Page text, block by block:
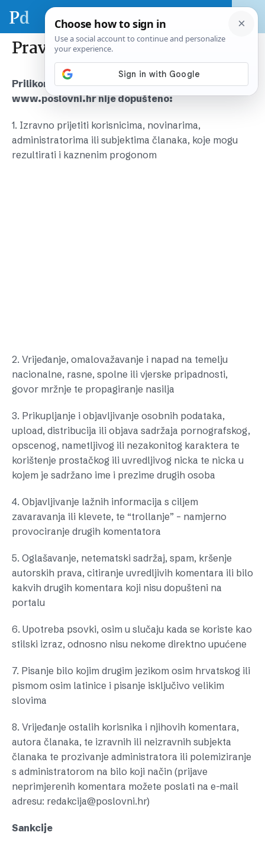
Pravila komentiranja
Prilikom komentiranja na web portalu
www.poslovni.hr nije dopušteno:
1. Izravno prijetiti korisnicima, novinarima,
administratorima ili subjektima članaka, koje mogu
rezultirati i kaznenim progonom
2. Vrijeđanje, omalovažavanje i napad na temelju
nacionalne, rasne, spolne ili vjerske pripadnosti,
govor mržnje te propagiranje nasilja
3. Prikupljanje i objavljivanje osobnih podataka,
upload, distribucija ili objava sadržaja pornografskog,
opscenog, nametljivog ili nezakonitog karaktera te
korištenje prostačkog ili uvredljivog nicka te nicka u
kojem je sadržano ime i prezime drugih osoba
4. Objavljivanje lažnih informacija s ciljem
zavaravanja ili klevete, te “trollanje” – namjerno
provociranje drugih komentatora
5. Oglašavanje, netematski sadržaj, spam, kršenje
autorskih prava, citiranje uvredljivih komentara ili bilo
kakvih drugih komentara koji nisu dopušteni na
portalu
6. Upotreba psovki, osim u slučaju kada se koriste kao
stilski izraz, odnosno nisu nekome direktno upućene
7. Pisanje bilo kojim drugim jezikom osim hrvatskog ili
pismom osim latinice i pisanje isključivo velikim
slovima
8. Vrijeđanje ostalih korisnika i njihovih komentara,
autora članaka, te izravnih ili neizravnih subjekta
članaka te prozivanje administratora ili polemiziranje
s administratorom na bilo koji način (prijave
neprimjerenih komentara možete poslati na e-mail
adresu: redakcija@poslovni.hr)
Sankcije